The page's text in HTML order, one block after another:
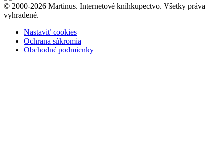
© 2000-2026 Martinus. Internetové kníhkupectvo. Všetky práva
vyhradené.
Nastaviť cookies
Ochrana súkromia
Obchodné podmienky